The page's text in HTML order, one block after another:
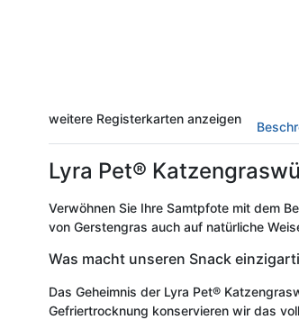
weitere Registerkarten anzeigen
Lyra Pet®
Verwöhnen Sie Ihre Samtpfote mit dem
von Gerstengras auch auf natürliche
Was macht unseren Snack
Das Geheimnis der Lyra Pet®
Gefriertrocknung konservieren wir das